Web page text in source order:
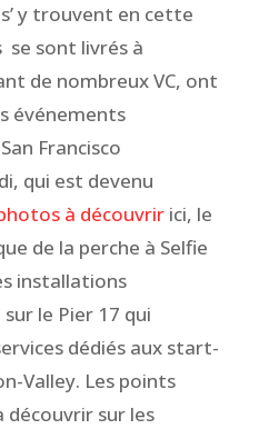
s’ y trouvent en cette
se sont livrés à
de nombreux VC, ont
événements
Francisco
qui est devenu
à découvririci, le
de la perche à Selfie
installations
le Pier 17 qui
dédiés aux start-
Valley. Les points
sur les